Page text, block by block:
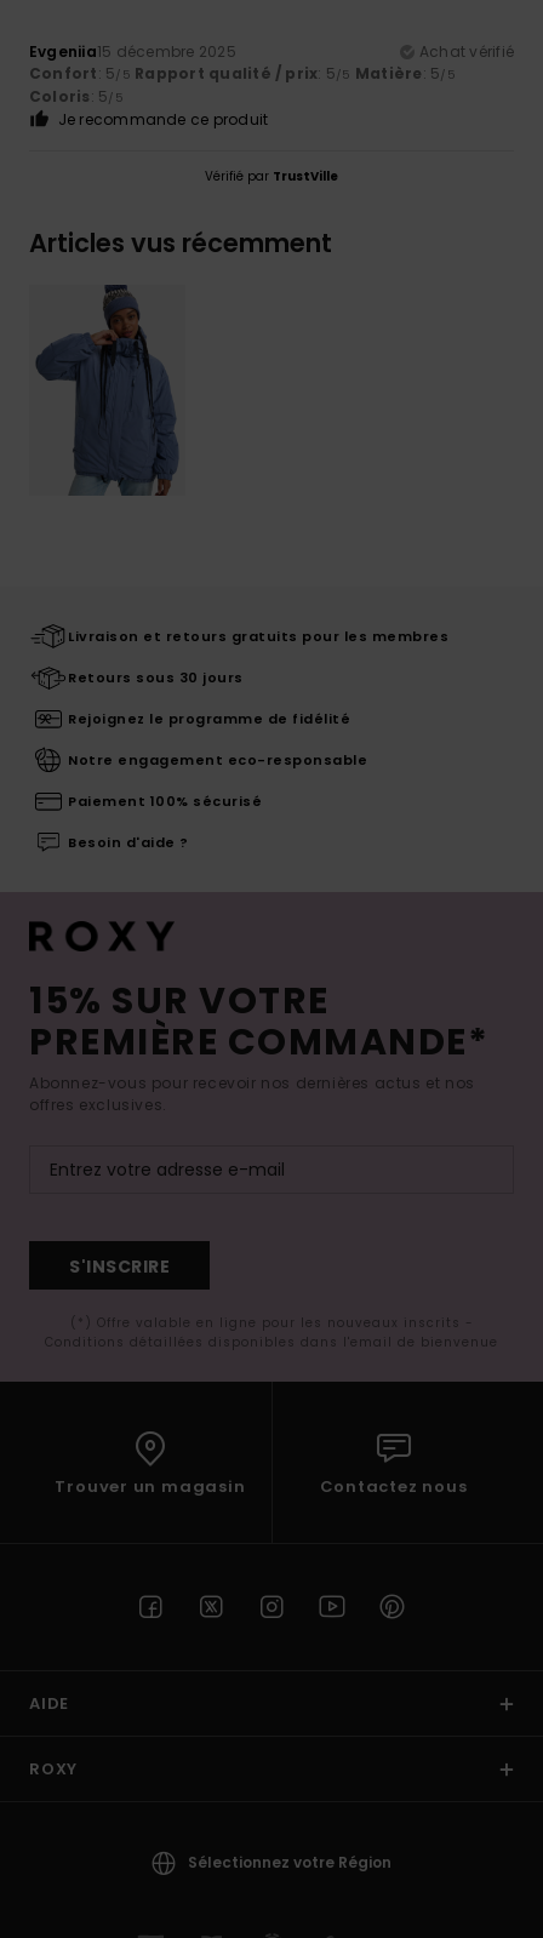
Evgeniia15 décembre 2025
Achat vérifié
Confort: 5/5 Rapport qualité / prix: 5/5 Matière: 5/5
Coloris: 5/5
Je recommande ce produit
Vérifié par TrustVille
Articles vus récemment
Livraison et retours gratuits pour les membres
Retours sous 30 jours
Rejoignez le programme de fidélité
Notre engagement eco-responsable
Paiement 100% sécurisé
Besoin d'aide ?
15% SUR VOTRE
PREMIÈRE COMMANDE*
Abonnez-vous pour recevoir nos dernières actus et nos
offres exclusives.
S'INSCRIRE
(*) Offre valable en ligne pour les nouveaux inscrits -
Conditions détaillées disponibles dans l'email de bienvenue
Trouver un magasin Contactez nous
AIDE
ROXY
Sélectionnez votre Région